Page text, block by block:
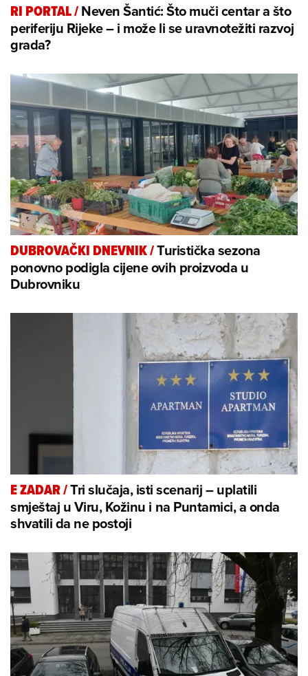
RI PORTAL/Neven Šantić: Što muči centar a što
periferiju Rijeke – i može li se uravnotežiti razvoj
grada?
DUBROVAČKI DNEVNIK/Turistička sezona
ponovno podigla cijene ovih proizvoda u
Dubrovniku
E ZADAR/Tri slučaja, isti scenarij – uplatili
smještaj u Viru, Kožinu i na Puntamici, a onda
shvatili da ne postoji